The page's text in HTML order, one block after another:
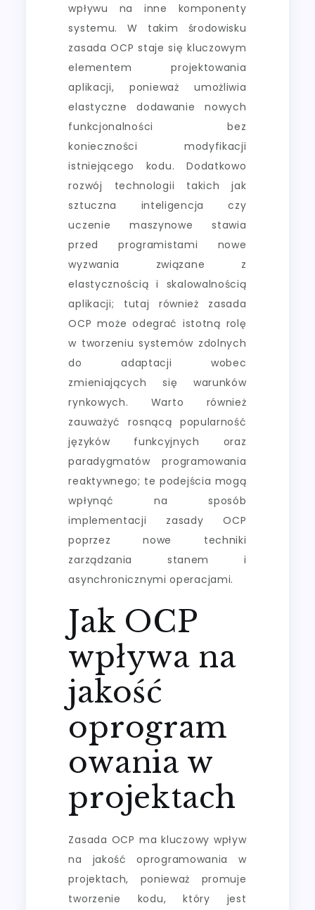
wpływu na inne komponenty
systemu. W takim środowisku
zasada OCP staje się kluczowym
elementem projektowania
aplikacji, ponieważ umożliwia
elastyczne dodawanie nowych
funkcjonalności bez
konieczności modyfikacji
istniejącego kodu. Dodatkowo
rozwój technologii takich jak
sztuczna inteligencja czy
uczenie maszynowe stawia
przed programistami nowe
wyzwania związane z
elastycznością i skalowalnością
aplikacji; tutaj również zasada
OCP może odegrać istotną rolę
w tworzeniu systemów zdolnych
do adaptacji wobec
zmieniających się warunków
rynkowych. Warto również
zauważyć rosnącą popularność
języków funkcyjnych oraz
paradygmatów programowania
reaktywnego; te podejścia mogą
wpłynąć na sposób
implementacji zasady OCP
poprzez nowe techniki
zarządzania stanem i
asynchronicznymi operacjami.
Jak OCP
wpływa na
jakość
oprogram
owania w
projektach
Zasada OCP ma kluczowy wpływ
na jakość oprogramowania w
projektach, ponieważ promuje
tworzenie kodu, który jest